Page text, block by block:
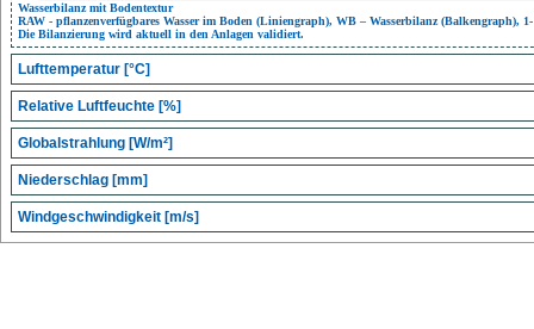
Wasserbilanz mit Bodentextur
RAW - pflanzenverfügbares Wasser im Boden (Liniengraph), WB – Wasserbilanz (Balkengraph),
Die Bilanzierung wird aktuell in den Anlagen validiert.
Lufttemperatur [°C]
Relative Luftfeuchte [%]
Globalstrahlung [W/m²]
Niederschlag [mm]
Windgeschwindigkeit [m/s]